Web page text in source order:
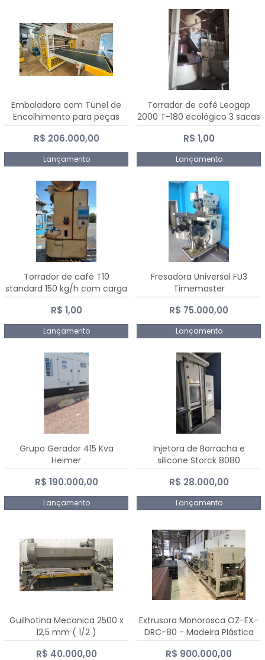
Embaladora com Tunel de
Encolhimento para peças
grandes portas janelas -
Dalmak
R$ 206.000,00
Lançamento
Torrador de café Leogap
2000 T-180 ecológico 3 sacas
de carga 540 kg/h
R$ 1,00
Lançamento
Torrador de café T10
standard 150 kg/h com carga
de 10 kg
R$ 1,00
Lançamento
Fresadora Universal FU3
Timemaster
R$ 75.000,00
Lançamento
Grupo Gerador 415 Kva
Heimer
R$ 190.000,00
Lançamento
Injetora de Borracha e
silicone Storck 8080
R$ 28.000,00
Lançamento
Guilhotina Mecanica 2500 x
12,5 mm ( 1/2 )
R$ 40.000,00
Extrusora Monorosca OZ-EX-
DRC-80 - Madeira Plástica
R$ 900.000,00